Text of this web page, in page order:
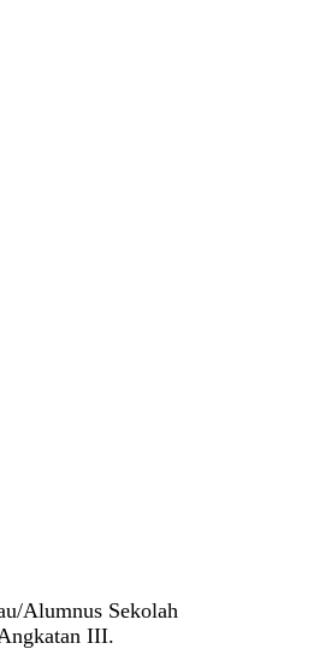
Alumnus Sekolah
III.